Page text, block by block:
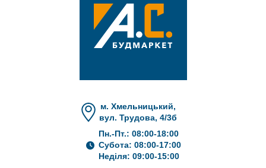
м. Хмельницький,
вул. Трудова, 4/3б
Пн.-Пт.: 08:00-18:00
Субота: 08:00-17:00
Неділя: 09:00-15:00